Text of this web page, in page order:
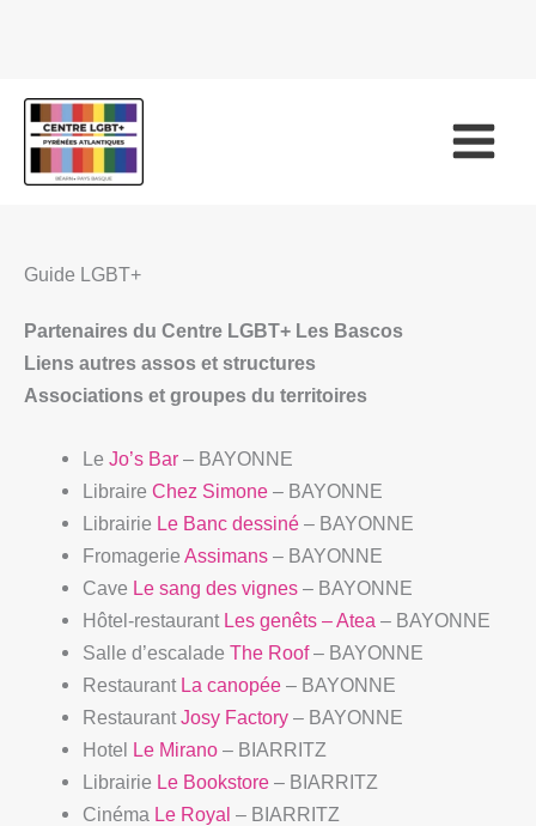
Guide LGBT+
Partenaires du Centre LGBT+ Les Bascos
Liens autres assos et structures
Associations et groupes du territoires
Le Jo’s Bar – BAYONNE
LibraireChez Simone – BAYONNE
Librairie Le Banc dessiné – BAYONNE
FromagerieAssimans – BAYONNE
Cave Le sang des vignes – BAYONNE
Hôtel-restaurant Les genêts – Atea– BAYONNE
Salle d’escaladeThe Roof– BAYONNE
Restaurant La canopée – BAYONNE
Restaurant Josy Factory – BAYONNE
Hotel Le Mirano – BIARRITZ
Librairie Le Bookstore – BIARRITZ
Cinéma Le Royal – BIARRITZ